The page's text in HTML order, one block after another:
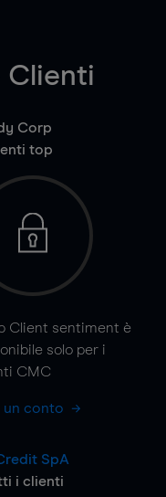
Clienti
Corp
top
Client sentiment è
solo per i
CMC
un conto
SpA
i clienti